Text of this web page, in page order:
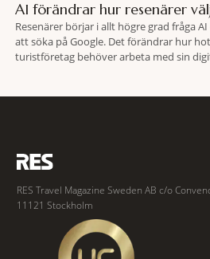
AI förändrar hur resenärer
Resenärer börjar i allt högre grad fråga
att söka på Google. Det förändrar hur
turistföretag behöver arbeta med sin
RES Travel Magazine Sweden AB c/o
11121 Stockholm